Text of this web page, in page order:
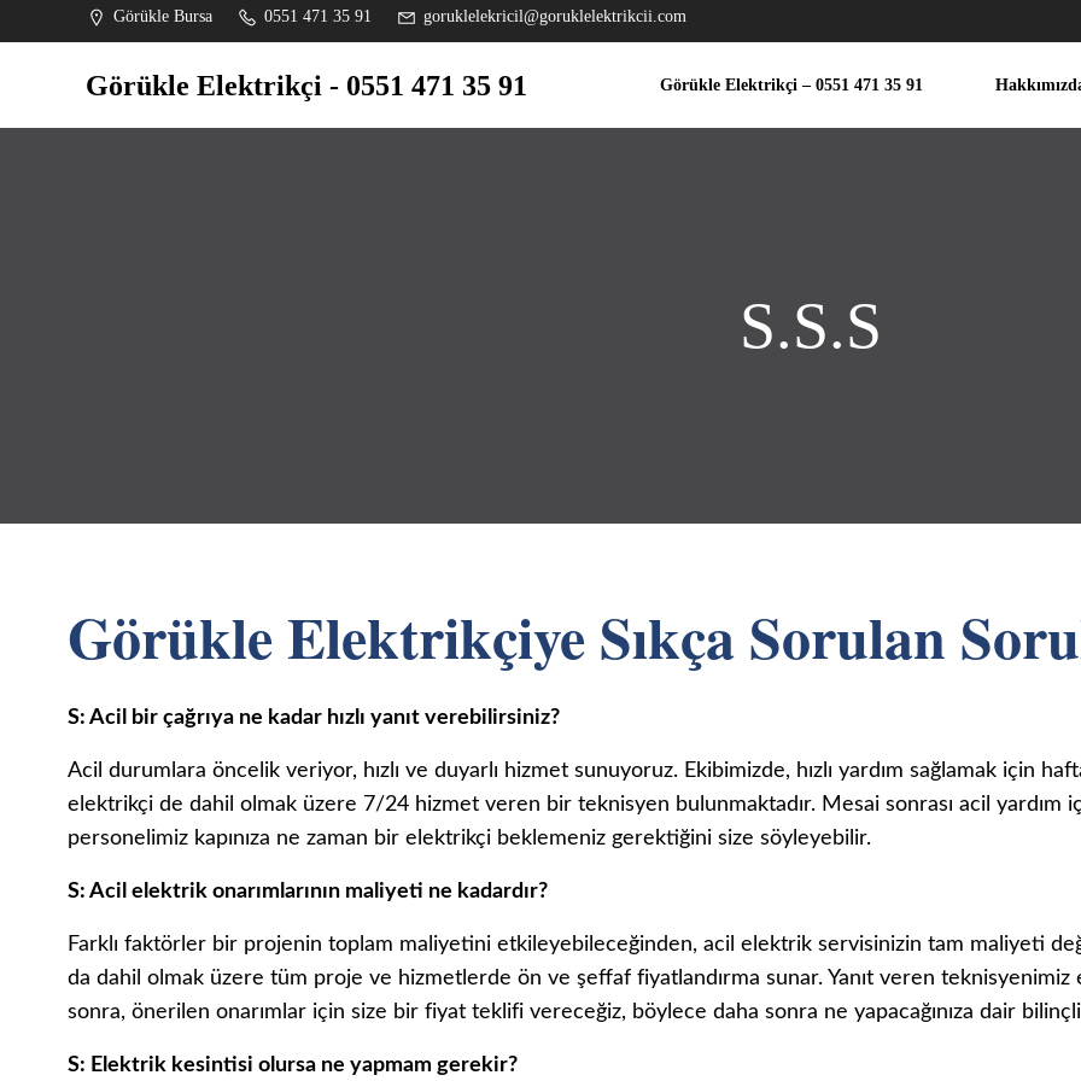
geç
Görükle Bursa 0551 471 35 91 goruklelekricil@goruklelektrikcii.com
Görükle Elektrikçi - 0551 471 35 91 Görükle Elektrikçi – 0551 471 35 91
S.S.S
Görükle Elektrikçiye Sıkça Sorulan
S: Acil bir çağrıya ne kadar hızlı yanıt verebilirsiniz?
Acil durumlara öncelik veriyor, hızlı ve duyarlı hizmet sunuyoruz. Ekibimizde, hızlı yardım sağlamak için
elektrikçi de dahil olmak üzere 7/24 hizmet veren bir teknisyen bulunmaktadır. Mesai sonrası acil yardım
personelimiz kapınıza ne zaman bir elektrikçi beklemeniz gerektiğini size söyleyebilir.
S: Acil elektrik onarımlarının maliyeti ne kadardır?
Farklı faktörler bir projenin toplam maliyetini etkileyebileceğinden, acil elektrik servisinizin tam maliyeti
da dahil olmak üzere tüm proje ve hizmetlerde ön ve şeffaf fiyatlandırma sunar. Yanıt veren
sonra, önerilen onarımlar için size bir fiyat teklifi vereceğiz, böylece daha sonra ne yapacağınıza dair
S: Elektrik kesintisi olursa ne yapmam gerekir?